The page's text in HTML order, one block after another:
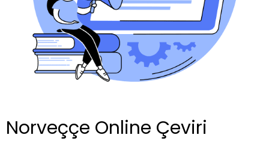
Norveççe Online Çeviri